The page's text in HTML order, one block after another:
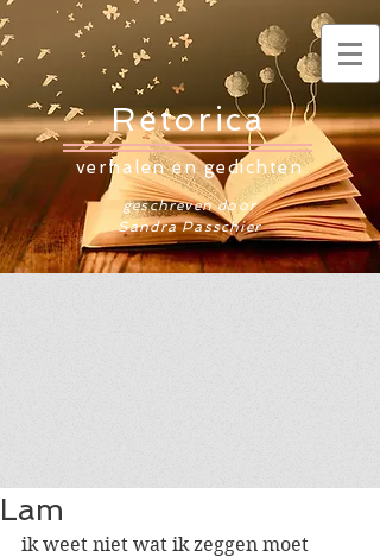
Retorica
verhalen en gedichten
geschreven door
Sandra Passchier
Lam
ik weet niet wat ik zeggen moet